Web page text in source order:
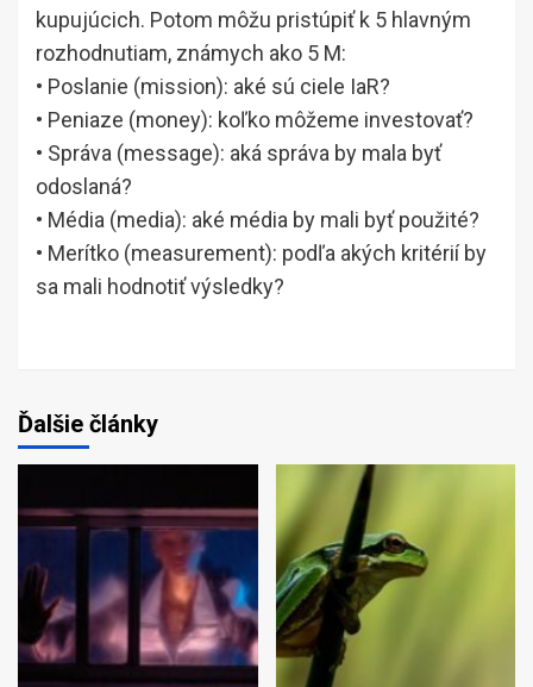
kupujúcich. Potom môžu pristúpiť k 5 hlavným
rozhodnutiam, známych ako 5 M:
• Poslanie (mission): aké sú ciele IaR?
• Peniaze (money): koľko môžeme investovať?
• Správa (message): aká správa by mala byť
odoslaná?
• Média (media): aké média by mali byť použité?
• Merítko (measurement): podľa akých kritérií by
sa mali hodnotiť výsledky?
Ďalšie články